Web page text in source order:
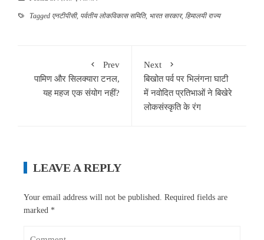
Tagged एनटीपीसी, पर्वतीय लोकविकास समिति, भारत सरकार, हिमालयी राज्य
Prev
पामिण और सिलक्यारा टनल,
यह महज एक संयोग नहीं?
Next
बिखोत पर्व पर भिलंगना घाटी
में नवोदित प्रतिभाओं ने बिखेरे
लोकसंस्कृति के रंग
LEAVE A REPLY
Your email address will not be published.
Required fields are
marked *